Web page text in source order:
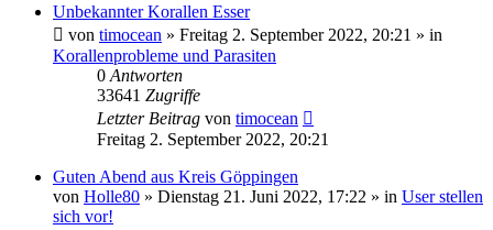
Unbekannter Korallen Esser
von timocean » Freitag 2. September 2022, 20:21 » in
Korallenprobleme und Parasiten
0 Antworten
33641 Zugriffe
Letzter Beitrag von timocean
Freitag 2. September 2022, 20:21
Guten Abend aus Kreis Göppingen
von Holle80 » Dienstag 21. Juni 2022, 17:22 » in User stellen
sich vor!